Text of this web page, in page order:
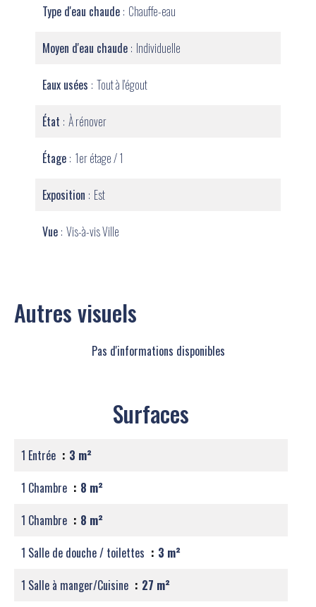
Type d'eau chaude Chauffe-eau
Moyen d'eau chaude Individuelle
Eaux usées Tout à l'égout
État À rénover
Étage 1er étage / 1
Exposition Est
Vue Vis-à-vis Ville
Autres visuels
Pas d'informations disponibles
Surfaces
1 Entrée
3 m²
1 Chambre
8 m²
1 Chambre
8 m²
1 Salle de douche / toilettes
3 m²
1 Salle à manger/Cuisine
27 m²